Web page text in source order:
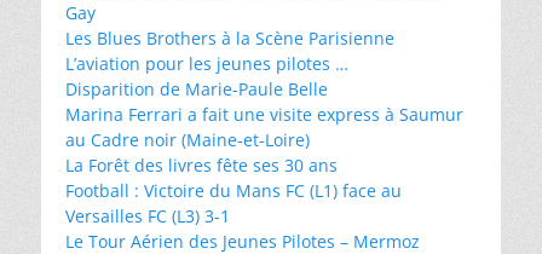
Gay
Les Blues Brothers à la Scène Parisienne
L’aviation pour les jeunes pilotes …
Disparition de Marie-Paule Belle
Marina Ferrari a fait une visite express à Saumur
au Cadre noir (Maine-et-Loire)
La Forêt des livres fête ses 30 ans
Football : Victoire du Mans FC (L1) face au
Versailles FC (L3) 3-1
Le Tour Aérien des Jeunes Pilotes – Mermoz